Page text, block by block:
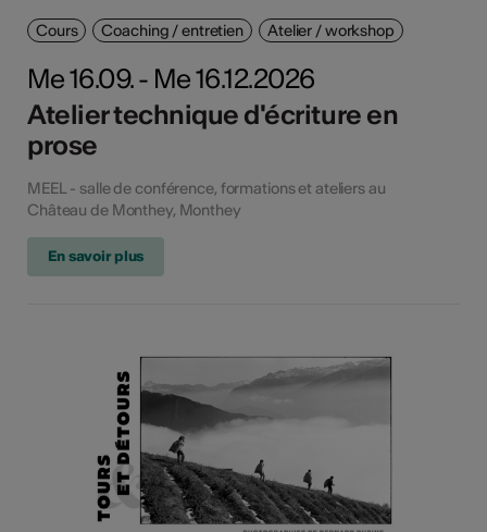
Cours Coaching / entretien Atelier / workshop
Me 16.09. - Me 16.12.2026
Atelier technique d'écriture en
prose
MEEL - salle de conférence, formations et ateliers au
Château de Monthey, Monthey
En savoir plus